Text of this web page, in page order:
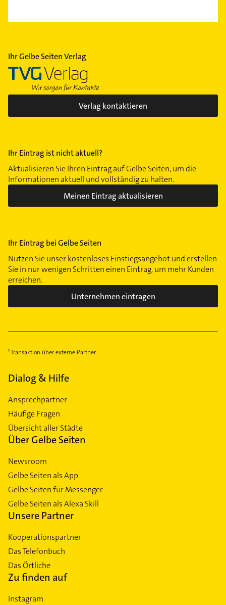
Ihr Gelbe Seiten Verlag
Verlag kontaktieren
Ihr Eintrag ist nicht aktuell?
Aktualisieren Sie Ihren Eintrag auf Gelbe Seiten, um die
Informationen aktuell und vollständig zu halten.
Meinen Eintrag aktualisieren
Ihr Eintrag bei Gelbe Seiten
Nutzen Sie unser kostenloses Einstiegsangebot und erstellen
Sie in nur wenigen Schritten einen Eintrag, um mehr Kunden
erreichen.
Unternehmen eintragen
Transaktion über externe Partner
Dialog & Hilfe
Ansprechpartner
Häufige Fragen
Übersicht aller Städte
Über Gelbe Seiten
Newsroom
Gelbe Seiten als App
Gelbe Seiten für Messenger
Gelbe Seiten als Alexa Skill
Unsere Partner
Kooperationspartner
Das Telefonbuch
Das Örtliche
Zu finden auf
Instagram